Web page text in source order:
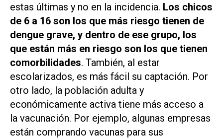
estas últimas y no en la incidencia. Los chicos
de 6 a 16 son los que más riesgo tienen de
dengue grave, y dentro de ese grupo, los
que están más en riesgo son los que tienen
comorbilidades. También, al estar
escolarizados, es más fácil su captación. Por
otro lado, la población adulta y
económicamente activa tiene más acceso a
la vacunación. Por ejemplo, algunas empresas
están comprando vacunas para sus